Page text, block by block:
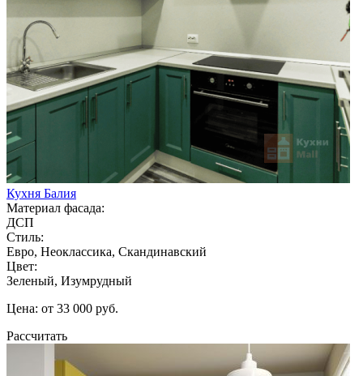
Кухня Балия
Материал фасада:
ДСП
Стиль:
Евро, Неоклассика, Скандинавский
Цвет:
Зеленый, Изумрудный
Цена: от 33 000 руб.
Рассчитать